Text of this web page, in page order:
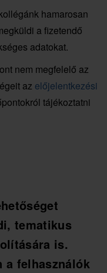
hamarosan
a fizetendő
adatokat.
nem megfelelő az
az előjelentkezési
tájékoztatni
tematikus
is.
a felhasználók